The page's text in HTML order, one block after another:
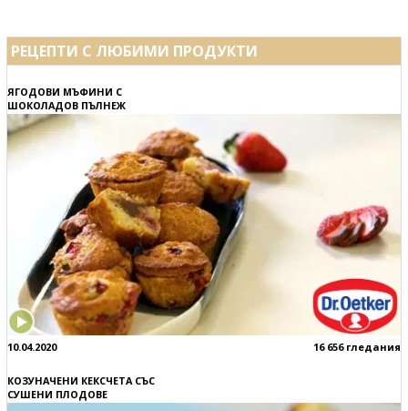
РЕЦЕПТИ С ЛЮБИМИ ПРОДУКТИ
ЯГОДОВИ МЪФИНИ С
ШОКОЛАДОВ ПЪЛНЕЖ
10.04.2020 16 656 гледания
КОЗУНАЧЕНИ КЕКСЧЕТА СЪС
СУШЕНИ ПЛОДОВЕ